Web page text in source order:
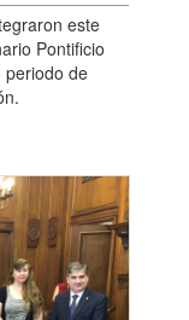
este
Pontificio
periodo de